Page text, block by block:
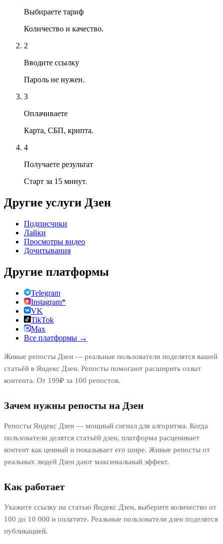
Выбираете тариф
Количество и качество.
2
Вводите ссылку
Пароль не нужен.
3
Оплачиваете
Карта, СБП, крипта.
4
Получаете результат
Старт за 15 минут.
Другие услуги Дзен
Подписчики
Лайки
Просмотры видео
Дочитывания
Другие платформы
Telegram
Instagram*
VK
TikTok
Max
Все платформы →
Живые репосты Дзен — реальные пользователи поделятся вашей
статьёй в Яндекс Дзен. Репосты помогают расширить охват
контента. От 199₽ за 100 репостов.
Зачем нужны репосты на Дзен
Репосты Яндекс Дзен — мощный сигнал для алгоритма. Когда
пользователи делятся статьёй дзен, платформа расценивает
контент как ценный и показывает его шире. Живые репосты от
реальных людей Дзен дают максимальный эффект.
Как работает
Укажите ссылку на статью Яндекс Дзен, выберите количество от
100 до 10 000 и оплатите. Реальные пользователи дзен поделятся
публикацией.